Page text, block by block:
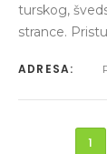
turskog,
strance.
ADRESA:
1